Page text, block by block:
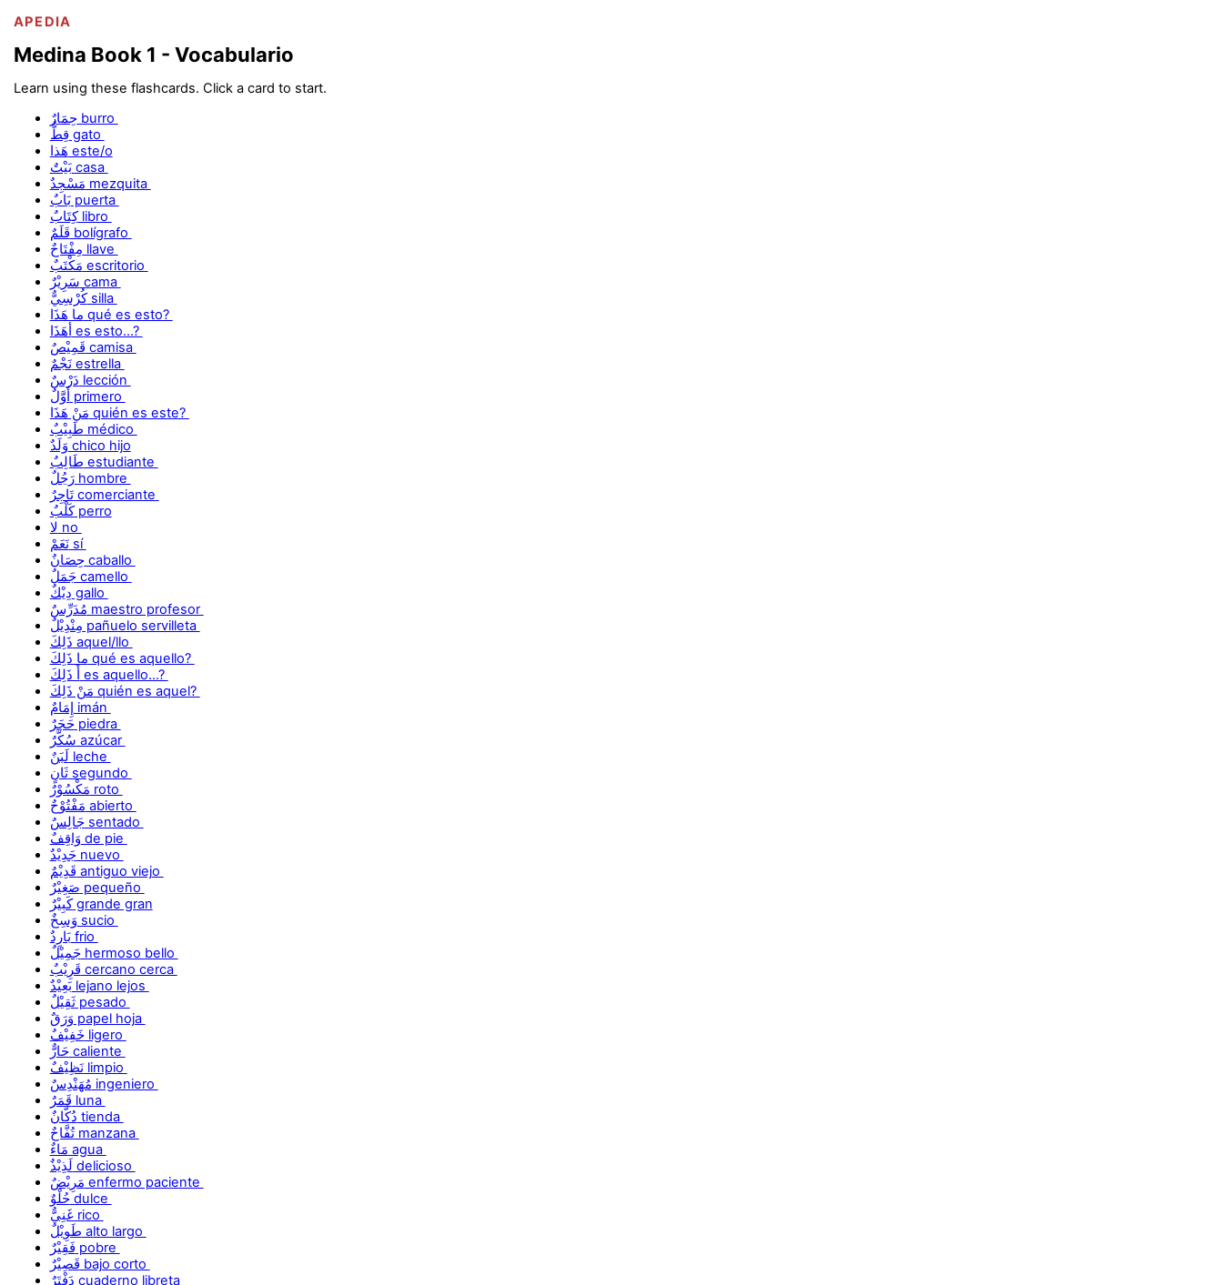
APEDIA
Medina Book 1 - Vocabulario
Learn using these flashcards. Click a card to start.
حِمَارٌ burro
قِطٌّ gato
هَذا este/o
بَيْتٌ casa
مَسْجِدٌ mezquita
بَابٌ puerta
كِتَابٌ libro
قَلَمٌ bolígrafo
مِفْتَاحٌ llave
مَكْتَبٌ escritorio
سَرِيْرٌ cama
كُرْسِيٌّ silla
ما هَذَا qué es esto?
أهَذَا es esto...?
قَمِيْصٌ camisa
نَجْمٌ estrella
دَرْسٌ lección
أَوَّلٌ primero
مَنْ هَذَا quién es este?
طَبِيْبٌ médico
وَلَدٌ chico hijo
طَالِبٌ estudiante
رَجُلٌ hombre
تَاجِرٌ comerciante
كَلْبٌ perro
لا no
نَعَمْ sí
حِصَانٌ caballo
جَمَلٌ camello
دِيْكٌ gallo
مُدَرِّسٌ maestro profesor
مِنْدِيْلٌ pañuelo servilleta
ذَلِكَ aquel/llo
ما ذَلِكَ qué es aquello?
أَ ذَلِكَ es aquello...?
مَنْ ذَلِكَ quién es aquel?
إِمَامٌ imán
حَجَرٌ piedra
سُكَّرٌ azúcar
لَبَنٌ leche
ثَانٍ segundo
مَكْسُوْرٌ roto
مَفْتُوْحٌ abierto
جَالِسٌ sentado
وَاقِفٌ de pie
جَدِيْدٌ nuevo
قَدِيْمٌ antiguo viejo
صَغِيْرٌ pequeño
كَبِيْرٌ grande gran
وَسِخٌ sucio
بَارِدٌ frio
جَمِيْلٌ hermoso bello
قَرِيْبٌ cercano cerca
بَعِيْدٌ lejano lejos
ثَقِيْلٌ pesado
وَرَقٌ papel hoja
خَفِيْفٌ ligero
حَارٌّ caliente
نَظِيْفٌ limpio
مُهَنْدِسٌ ingeniero
قَمَرٌ luna
دُكَّانٌ tienda
تُفَّاحٌ manzana
مَاءٌ agua
لَذِيْذٌ delicioso
مَرِيْضٌ enfermo paciente
حُلْوٌ dulce
غَنِيٌّ rico
طَوِيْلٌ alto largo
فَقِيْرٌ pobre
قَصِيْرٌ bajo corto
دَفْتَرٌ cuaderno libreta